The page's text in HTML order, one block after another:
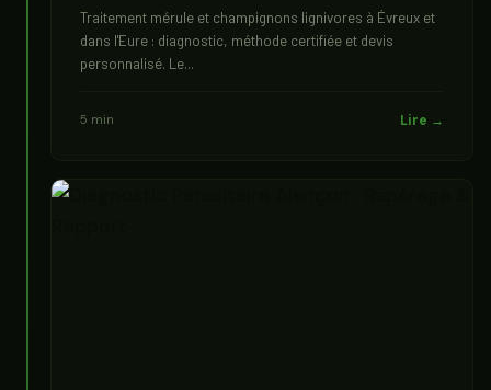
Traitement mérule et champignons lignivores à Évreux et
dans l'Eure : diagnostic, méthode certifiée et devis
personnalisé. Le...
5 min Lire →